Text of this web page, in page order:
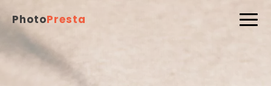
PhotoPresta